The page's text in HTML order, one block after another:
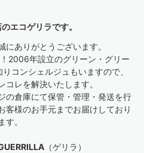
エコゲリラです。
にありがとうございます。
2006年設立のグリーン・グリー
コンシェルジュもいますので、
コレを解決いたします。
の倉庫にて保管・管理・発送を行
客様のお手元までお届けしており
ます。
（ゲリラ）